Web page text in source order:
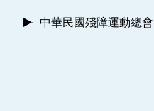
中華民國殘障運動總會